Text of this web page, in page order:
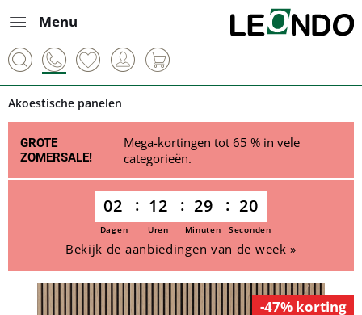
Menu
Akoestische panelen
GROTE
ZOMERSALE!
Mega-kortingen tot 65 % in vele
categorieën.
02 12 29 20
Dagen Uren Minuten Seconden
Bekijk de aanbiedingen van de week »
-47% korting